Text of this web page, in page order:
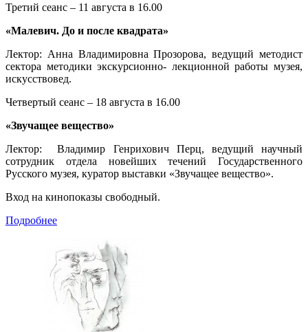
Третий сеанс – 11 августа в 16.00
«Малевич. До и после квадрата»
Лектор: Анна Владимировна Прозорова, ведущий методист
сектора методики экскурсионно- лекционной работы музея,
искусствовед.
Четвертый сеанс – 18 августа в 16.00
«Звучащее вещество»
Лектор: Владимир Генрихович Перц, ведущий научный
сотрудник отдела новейших течений Государственного
Русского музея, куратор выставки «Звучащее вещество».
Вход на кинопоказы свободный.
Подробнее